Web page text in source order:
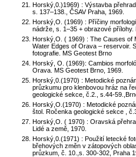
Horský,0.)1969) : Výstavba
s. 137–138., ČSAV Praha, 1969.
Horský,O. (1969) : Příčiny
nádrže, s. 1–35 + obrazové přílohy.
Horský,O. ( 1969) : The Causes of
Water Edges of Orava – reservoir.
fotografie. MS Geotest Brno
Horský, O. (1969): Cambios
Orava. MS Geotest Brno, 1969.
Horský,0.(1970) : Metodické
průzkumu pro klenbovou hráz na
geologické sekce, č.2., s.44-
Horský,O.(1970) : Metodické
štol. Ročenka geologické sekce ,
Horský,O. ( 1970) : Oravská
Lidé a země, 1970.
Horský,0.(1971) : Použití letecké
břehových změn v zátopových
průzkum, č. 10.,s. 300-302, Praha